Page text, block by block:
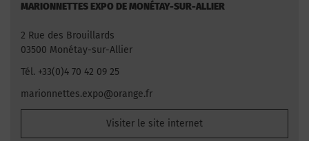
MARIONNETTES EXPO DE MONÉTAY-SUR-ALLIER
2 Rue des Brouillards
03500 Monétay-sur-Allier
Tél. +33(0)4 70 42 09 25
marionnettes.expo@orange.fr
Visiter le site internet